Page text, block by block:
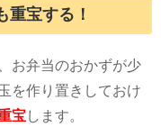
重宝する！
お弁当のおかずが少
を作り置きしておけ
宝します。